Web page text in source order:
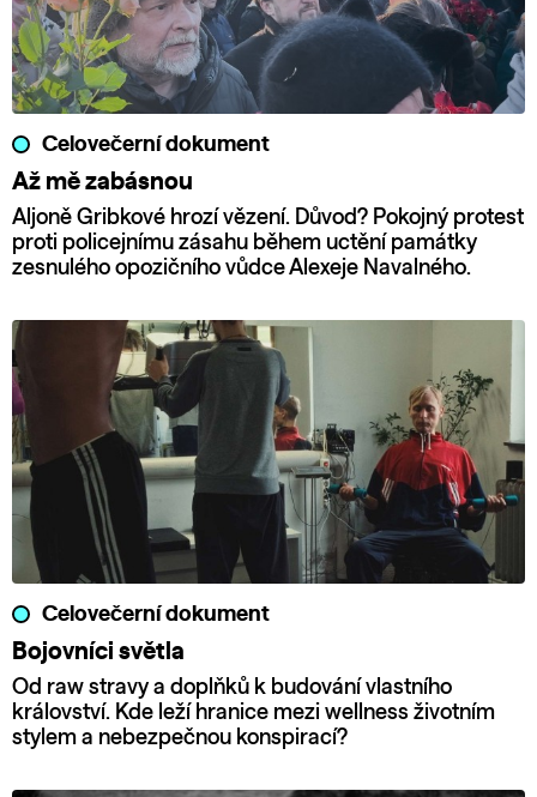
Celovečerní dokument
Až mě zabásnou
Aljoně Gribkové hrozí vězení. Důvod? Pokojný protest
proti policejnímu zásahu během uctění památky
zesnulého opozičního vůdce Alexeje Navalného.
Celovečerní dokument
Bojovníci světla
Od raw stravy a doplňků k budování vlastního
království. Kde leží hranice mezi wellness životním
stylem a nebezpečnou konspirací?